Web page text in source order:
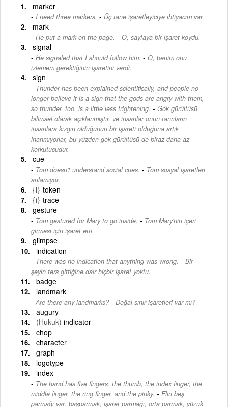
marker
I need three markers. - Üç tane işaretleyiciye ihtiyacım var.
mark
He put a mark on the page. - O, sayfaya bir işaret koydu.
signal
He signaled that I should follow him. - O, benim onu
izlemem gerektiğinin işaretini verdi.
sign
Thunder has been explained scientifically, and people no
longer believe it is a sign that the gods are angry with them,
so thunder, too, is a little less frightening. - Gök gürültüsü
bilimsel olarak açıklanmıştır, ve insanlar onun tanrıların
insanlara kızgın olduğunun bir işareti olduğuna artık
inanmıyorlar, bu yüzden gök gürültüsü de biraz daha az
korkutucudur.
cue
Tom doesn't understand social cues. - Tom sosyal işaretleri
anlamıyor.
{i} token
{i} trace
gesture
Tom gestured for Mary to go inside. - Tom Mary'nin içeri
girmesi için işaret etti.
glimpse
indication
There was no indication that anything was wrong. - Bir
şeyin ters gittiğine dair hiçbir işaret yoktu.
badge
landmark
Are there any landmarks? - Doğal sınır işaretleri var mı?
augury
(Hukuk) indicator
chop
character
graph
logotype
index
The hand has five fingers: the thumb, the index finger, the
middle finger, the ring finger, and the pinky. - Elin beş
parmağı var: başparmak, işaret parmağı, orta parmak, yüzük